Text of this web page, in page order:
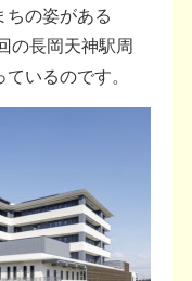
の姿がある
長岡天神駅周
いるのです。